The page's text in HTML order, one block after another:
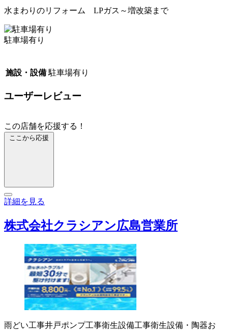
水まわりのリフォーム LPガス～増改築まで
駐車場有り
施設・設備 駐車場有り
ユーザーレビュー
この店舗を応援する！
ここから応援
詳細を見る
株式会社クラシアン広島営業所
雨どい工事井戸ポンプ工事衛生設備工事衛生設備・陶器お